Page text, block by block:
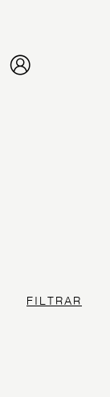
FILTRAR